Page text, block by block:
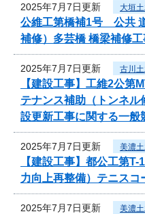
2025年7月7日更新 大垣
公維工第橋補1号 公共
補修）多芸橋 橋梁補修
2025年7月7日更新 古川
【建設工事】工維2公
テナンス補助（トンネ
設更新工事に関する一般
2025年7月7日更新 美濃
【建設工事】都公工第
力向上再整備）テニスコ
2025年7月7日更新 美濃